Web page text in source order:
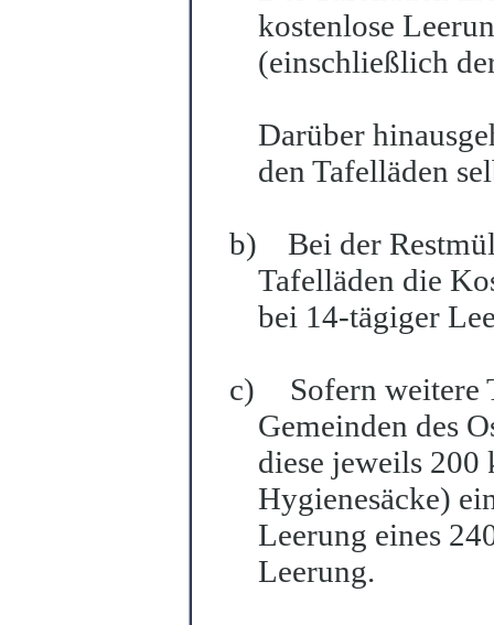
kostenlose
(einschließlich
Darüber
den Tafelläden
b)
Bei der
Tafelläden die
bei 14-tägiger
c)
Sofern weitere
Gemeinden des
diese jeweils 200
Hygienesäcke)
Leerung eines
Leerung.